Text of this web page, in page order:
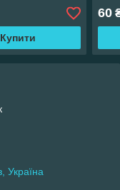
Купити
60
Україна